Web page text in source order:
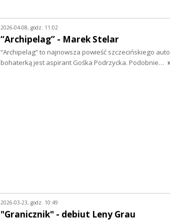
2026-04-08, godz. 11:02
“Archipelag” - Marek Stelar
“Archipelag” to najnowsza powieść szczecińskiego
bohaterką jest aspirant Gośka Podrzycka. Podobnie…
2026-03-23, godz. 10:49
"Granicznik" - debiut Leny Grau